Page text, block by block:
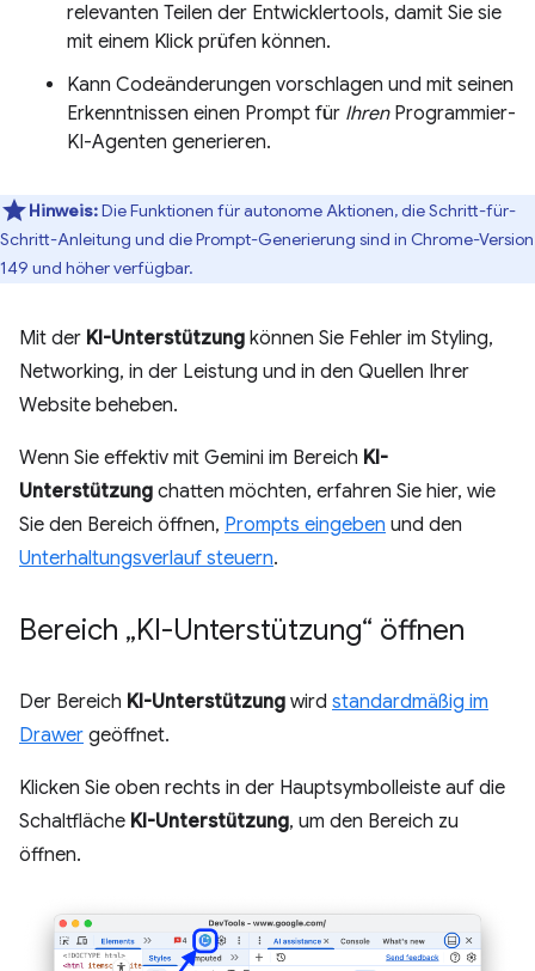
relevanten Teilen der Entwicklertools, damit Sie sie
mit einem Klick prüfen können.
Kann Codeänderungen vorschlagen und mit seinen
Erkenntnissen einen Prompt für IhrenProgrammier-
KI-Agenten generieren.
Hinweis:Die Funktionen für autonome Aktionen, die Schritt-für-
Schritt-Anleitung und die Prompt-Generierung sind in Chrome-Version
149 und höher verfügbar.
Mit der KI-Unterstützung können Sie Fehler im Styling,
Networking, in der Leistung und in den Quellen Ihrer
Website beheben.
Wenn Sie effektiv mit Gemini im Bereich KI-
Unterstützung chatten möchten, erfahren Sie hier, wie
Sie den Bereich öffnen, Prompts eingeben und den
Unterhaltungsverlauf steuern.
Bereich „KI-Unterstützung“ öffnen
Der Bereich KI-Unterstützung wird standardmäßig im
Drawer geöffnet.
Klicken Sie oben rechts in der Hauptsymbolleiste auf die
Schaltfläche KI-Unterstützung, um den Bereich zu
öffnen.